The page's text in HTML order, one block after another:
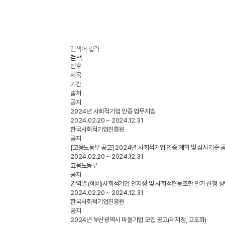
검색
번호
제목
기간
출처
공지
2024년 사회적기업 인증 업무지침
2024.02.20 ~ 2024.12.31
한국사회적기업진흥원
공지
[고용노동부 공고] 2024년 사회적기업 인증 계획 및 심사기준
2024.02.20 ~ 2024.12.31
고용노동부
공지
권역별 (예비)사회적기업 인지정 및 사회적협동조합 인가 신청
2024.02.20 ~ 2024.12.31
한국사회적기업진흥원
공지
2024년 부산광역시 마을기업 모집 공고(재지정, 고도화)